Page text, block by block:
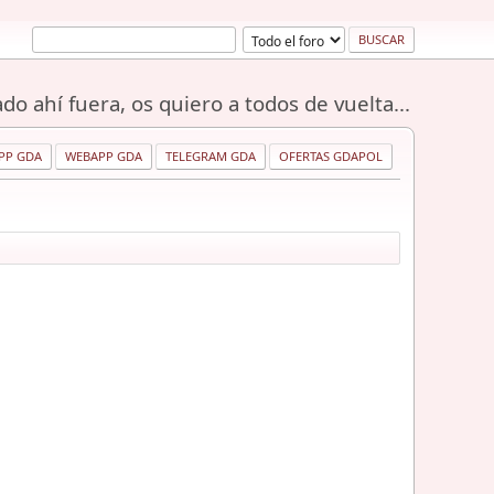
ahí fuera, os quiero a todos de vuelta...
GDA WEBAPP GDA TELEGRAM GDA OFERTAS GDAPOL